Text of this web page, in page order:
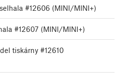
#12606 (MINI/MINI+)
#12607 (MINI/MINI+)
tiskárny #12610